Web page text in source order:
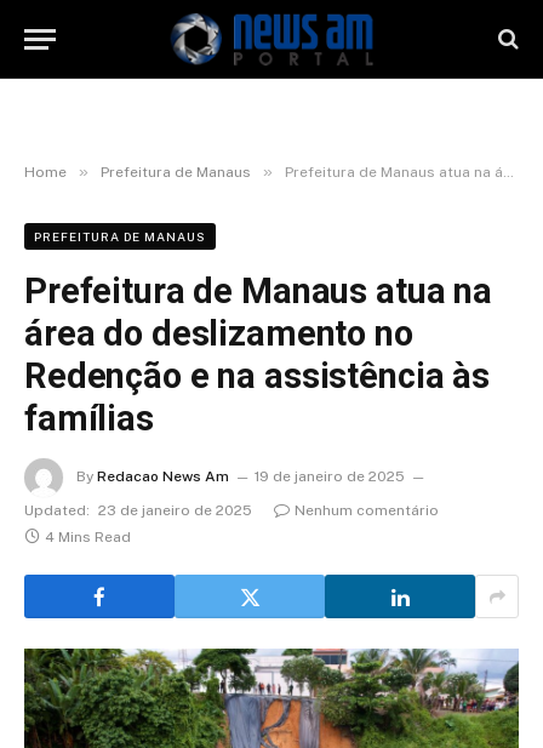
Home » Prefeitura de Manaus » Prefeitura de Manaus atua na área do deslizamento no Redenção e na assistência às famílias
PREFEITURA DE MANAUS
Prefeitura de Manaus atua na
área do deslizamento no
Redenção e na assistência às
famílias
By Redacao News Am
19 de janeiro de 2025
Updated: 23 de janeiro de 2025
Nenhum comentário
4 Mins Read